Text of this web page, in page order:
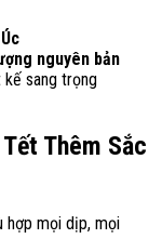
nguyên bản
kế sang trọng
Thêm Sắc
hợp mọi dịp, mọi